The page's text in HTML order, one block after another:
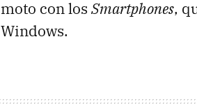
moto con los Smartphones,
Windows.